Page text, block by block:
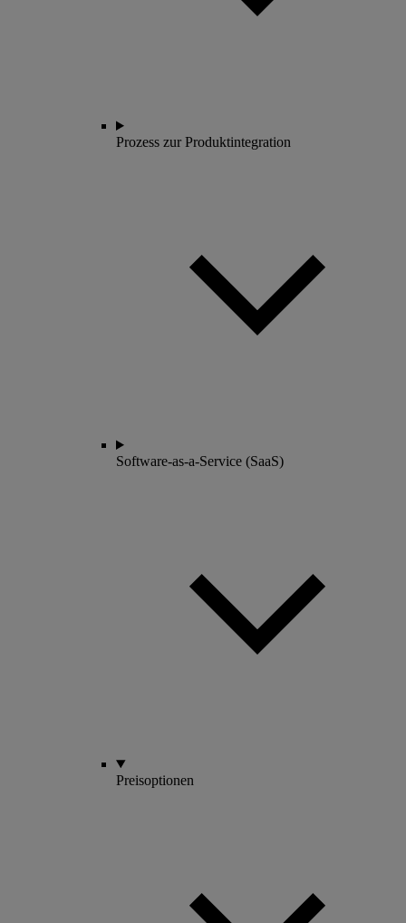
Prozess zur Produktintegration
Software-as-a-Service (SaaS)
Preisoptionen